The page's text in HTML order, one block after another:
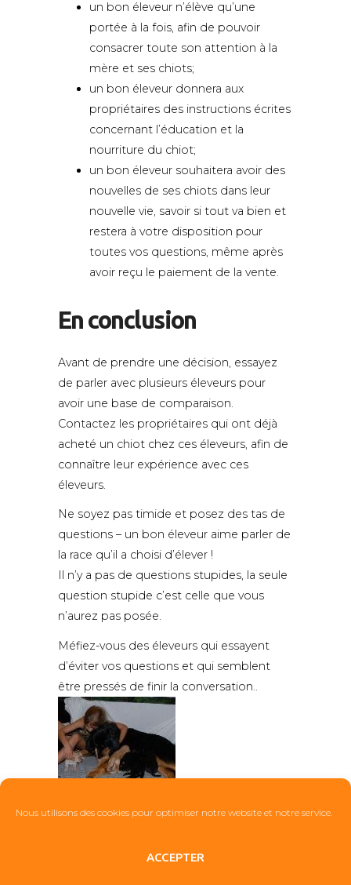
Nous utilisons des cookies pour optimiser notre website et notre service.
ACCEPTER
un bon éleveur n’élève qu’une
portée à la fois, afin de pouvoir
consacrer toute son attention à la
mère et ses chiots;
un bon éleveur donnera aux
propriétaires des instructions écrites
concernant l’éducation et la
nourriture du chiot;
un bon éleveur souhaitera avoir des
nouvelles de ses chiots dans leur
nouvelle vie, savoir si tout va bien et
restera à votre disposition pour
toutes vos questions, même après
avoir reçu le paiement de la vente.
En conclusion
Avant de prendre une décision, essayez
de parler avec plusieurs éleveurs pour
avoir une base de comparaison.
Contactez les propriétaires qui ont déjà
acheté un chiot chez ces éleveurs, afin de
connaître leur expérience avec ces
éleveurs.
Ne soyez pas timide et posez des tas de
questions – un bon éleveur aime parler de
la race qu’il a choisi d’élever !
Il n’y a pas de questions stupides, la seule
question stupide c’est celle que vous
n’aurez pas posée.
Méfiez-vous des éleveurs qui essayent
d’éviter vos questions et qui semblent
être pressés de finir la conversation..